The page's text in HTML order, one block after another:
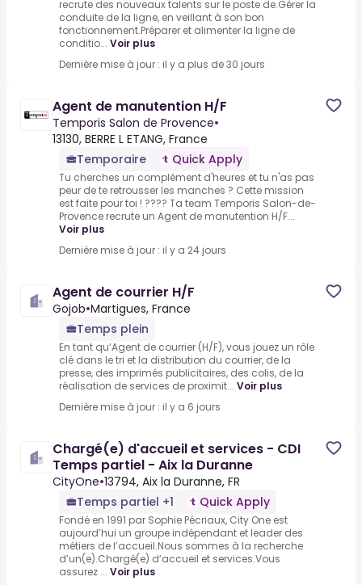
recrute des nouveaux talents sur le poste de.Gérer la
conduite de la ligne, en veillant à son bon
fonctionnement.Préparer et alimenter la ligne de
conditio... Voir plus
Dernière mise à jour : il y a plus de 30 jours
Agent de manutention H/F
Temporis Salon de Provence•
13130, BERRE L ETANG, France
Temporaire
Quick Apply
Tu cherches un complément d'heures et tu n'as pas
peur de te retrousser les manches ? Cette mission
est faite pour toi ! ???? Ta team Temporis Salon-de-
Provence recrute un Agent de manutention H/F...
Voir plus
Dernière mise à jour : il y a 24 jours
Agent de courrier H/F
Gojob•Martigues, France
Temps plein
En tant qu’Agent de courrier (H/F), vous jouez un rôle
clé dans le tri et la distribution du courrier, de la
presse, des imprimés publicitaires, des colis, de la
réalisation de services de proximit... Voir plus
Dernière mise à jour : il y a 6 jours
Chargé(e) d'accueil et services - CDI
Temps partiel - Aix la Duranne
CityOne•13794, Aix la Duranne, FR
Temps partiel +1
Quick Apply
Fondé en 1991 par Sophie Pécriaux, City One est
aujourd’hui un groupe indépendant et leader des
métiers de l’accueil.Nous sommes à la recherche
d’un(e).Chargé(e) d’accueil et services.Vous
assurez ... Voir plus